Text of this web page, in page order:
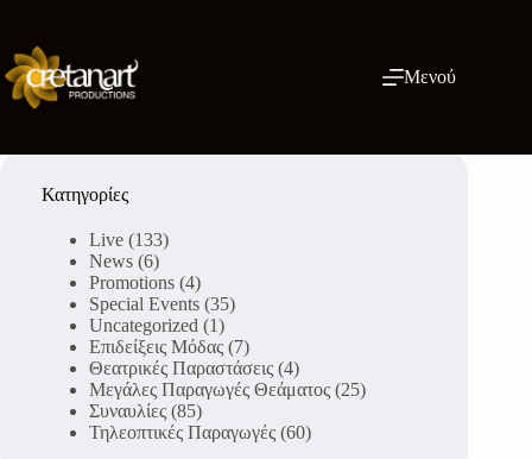
περιεχόμενο
Μενού
Κατηγορίες
Live (133)
News (6)
Promotions (4)
Special Events (35)
Uncategorized (1)
Επιδείξεις Μόδας (7)
Θεατρικές Παραστάσεις (4)
Μεγάλες Παραγωγές Θεάματος (25)
Συναυλίες (85)
Τηλεοπτικές Παραγωγές (60)